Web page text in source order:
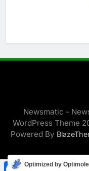
Newsmatic -
WordPress Theme
Powered By
FacebookWhatsApp
Twitter
Optimized by Optimole